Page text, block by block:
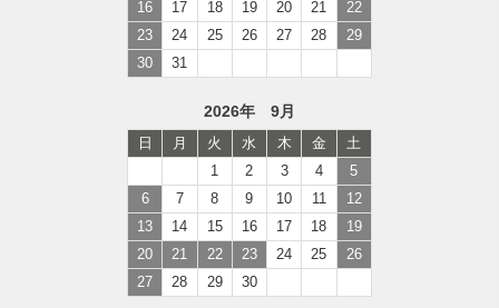
16
17 18 19 20 21
22
23
24 25 26 27 28
29
30
31
2026年 9月
日 月 火 水 木 金
土
1
2 3 4
5
6
7 8 9 10 11
12
13
14 15 16 17 18
19
20
21 22 23 24 25
26
27
28 29 30